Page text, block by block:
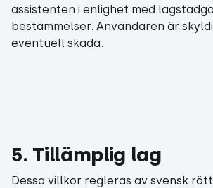
assistenten i enlighet med
bestämmelser. Användaren är
eventuell skada.
5. Tillämplig lag
Dessa villkor regleras av svensk